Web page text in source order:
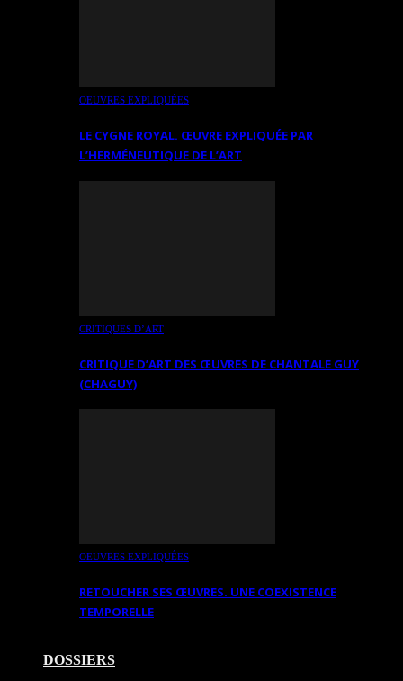
OEUVRES EXPLIQUÉES
LE CYGNE ROYAL. ŒUVRE EXPLIQUÉE PAR
L’HERMÉNEUTIQUE DE L’ART
CRITIQUES D’ART
CRITIQUE D’ART DES ŒUVRES DE CHANTALE GUY
(CHAGUY)
OEUVRES EXPLIQUÉES
RETOUCHER SES ŒUVRES. UNE COEXISTENCE
TEMPORELLE
DOSSIERS